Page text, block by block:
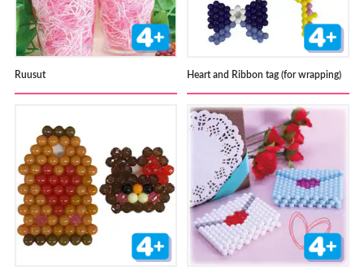
Ruusut Heart and Ribbon tag (for wrapping)